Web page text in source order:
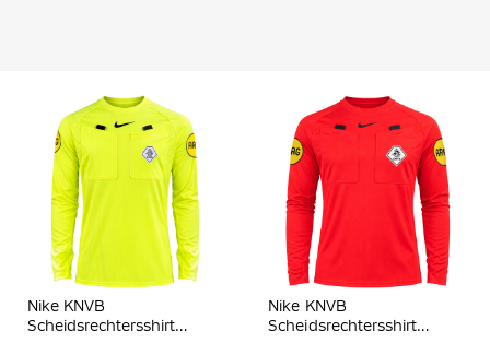
Nike KNVB
Scheidsrechtersshirt
Nike KNVB
Scheidsrechtersshirt